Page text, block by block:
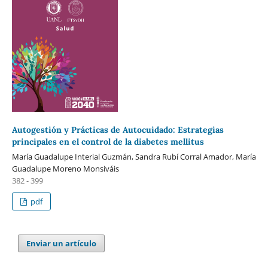
Autogestión y Prácticas de Autocuidado: Estrategias
principales en el control de la diabetes mellitus
María Guadalupe Interial Guzmán, Sandra Rubí Corral Amador, María
Guadalupe Moreno Monsiváis
382 - 399
pdf
Enviar un artículo